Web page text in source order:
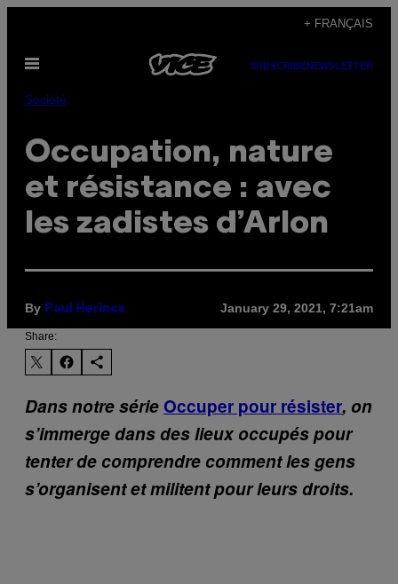
content
+ FRANÇAIS
Open
SUBSCRIBENEWSLETTER
Société
Occupation, nature
et résistance : avec
les zadistes d’Arlon
By Paul Herincx January 29, 2021, 7:21am
Share:
Dans notre série Occuper pour résister, on
s’immerge dans des lieux occupés pour
tenter de comprendre comment les gens
s’organisent et militent pour leurs droits.